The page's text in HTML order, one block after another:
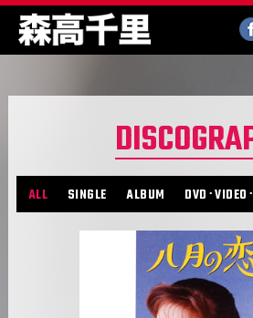
ALL SINGLE ALBUM DVD･VIDEO